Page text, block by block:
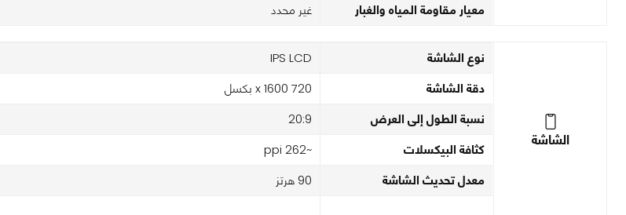
معيار مقاومة المياه والغبار غير محدد
الشاشة
نوع الشاشة IPS LCD
دقة الشاشة 720 x 1600 بكسل
نسبة الطول إلى العرض 20:9
كثافة البيكسلات ~262 ppi
معدل تحديث الشاشة 90 هرتز